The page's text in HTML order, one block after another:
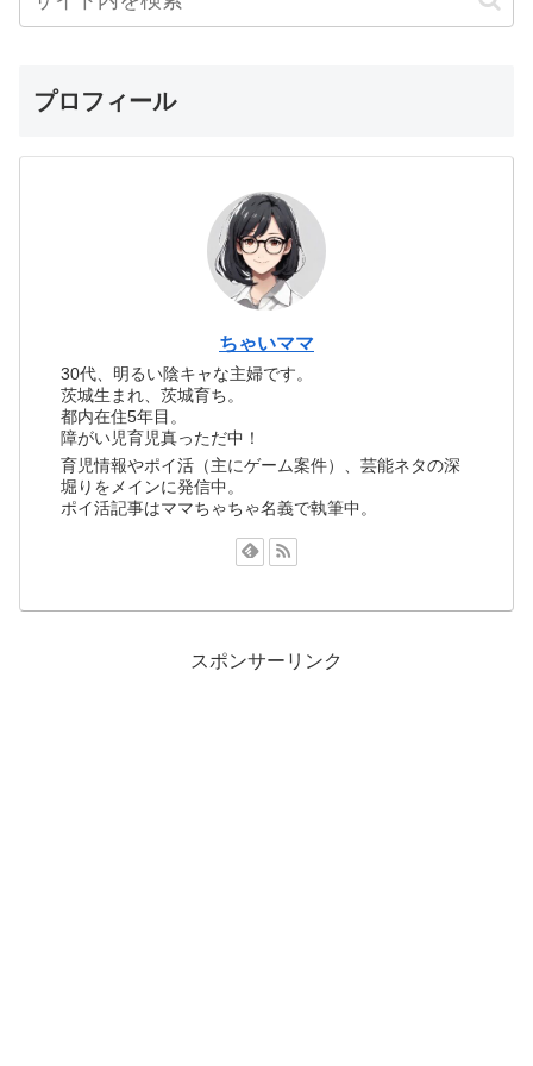
プロフィール
ちゃいママ
30代、明るい陰キャな主婦です。
茨城生まれ、茨城育ち。
都内在住5年目。
障がい児育児真っただ中！
育児情報やポイ活（主にゲーム案件）、芸能ネタの深
堀りをメインに発信中。
ポイ活記事はママちゃちゃ名義で執筆中。
スポンサーリンク